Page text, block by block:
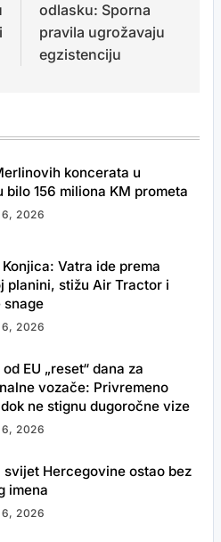
odlasku: Sporna
pravila ugrožavaju
egzistenciju
koncerata u
bilo 156 miliona KM prometa
2026
Vatra ide prema
planini, stižu Air Tractor i
snage
2026
EU „reset“ dana za
vozače: Privremeno
ne stignu dugoročne vize
2026
svijet Hercegovine ostao bez
imena
2026